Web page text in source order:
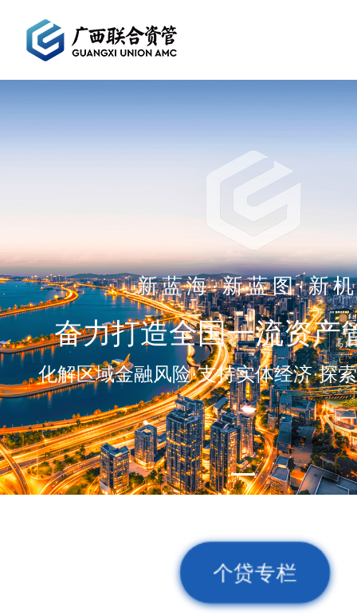
新蓝海·新蓝图·新
奋力打造全国一流资产
化解区域金融风险·支持实体经济·探
个贷专栏